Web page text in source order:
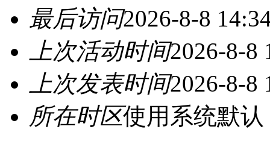
最后访问2026-8-8
上次活动时间2026-8-8
上次发表时间2026-8-8
所在时区使用系统默认